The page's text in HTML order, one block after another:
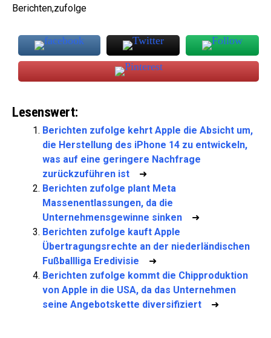
Berichten,zufolge
Lesenswert:
Berichten zufolge kehrt Apple die Absicht um,
die Herstellung des iPhone 14 zu entwickeln,
was auf eine geringere Nachfrage
zurückzuführen ist ➜
Berichten zufolge plant Meta
Massenentlassungen, da die
Unternehmensgewinne sinken ➜
Berichten zufolge kauft Apple
Übertragungsrechte an der niederländischen
Fußballliga Eredivisie ➜
Berichten zufolge kommt die Chipproduktion
von Apple in die USA, da das Unternehmen
seine Angebotskette diversifiziert ➜